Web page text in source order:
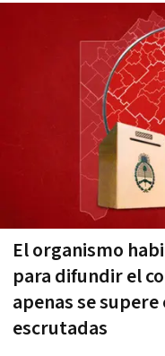
El organismo
para difundir el
apenas se supere
escrutadas